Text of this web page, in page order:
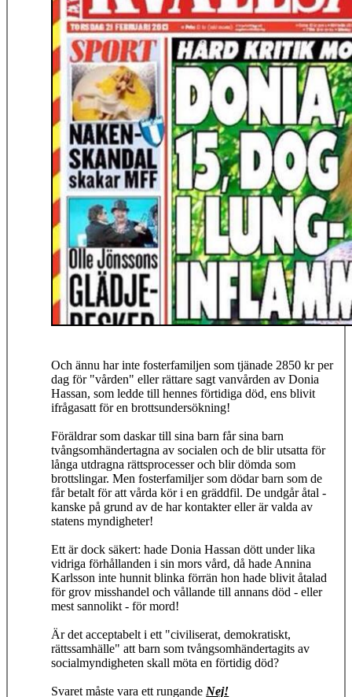
Och ännu har inte fosterfamiljen som tjänade 2850 kr per
dag för "vården" eller rättare sagt vanvården av Donia
Hassan, som ledde till hennes förtidiga död, ens blivit
ifrågasatt för en brottsundersökning!
Föräldrar som daskar till sina barn får sina barn
tvångsomhändertagna av socialen och de blir utsatta för
långa utdragna rättsprocesser och blir dömda som
brottslingar. Men fosterfamiljer som dödar barn som de
får betalt för att vårda kör i en gräddfil. De undgår åtal -
kanske på grund av de har kontakter eller är valda av
statens myndigheter!
Ett är dock säkert: hade Donia Hassan dött under lika
vidriga förhållanden i sin mors vård, då hade Annina
Karlsson inte hunnit blinka förrän hon hade blivit åtalad
för grov misshandel och vållande till annans död - eller
mest sannolikt - för mord!
Är det acceptabelt i ett "civiliserat, demokratiskt,
rättssamhälle" att barn som tvångsomhändertagits av
socialmyndigheten skall möta en förtidig död?
Svaret måste vara ett rungande Nej!